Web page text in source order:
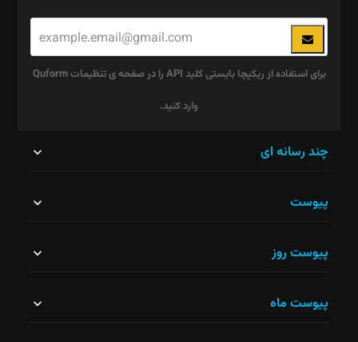
برای استفاده از ریکپچا بایستی کلید API را در صفحه ی تنظیمات Quform
وارد کنید.
نباید
شود.
چند رسانه ای
پیوست
پیوست روز
پیوست ماه